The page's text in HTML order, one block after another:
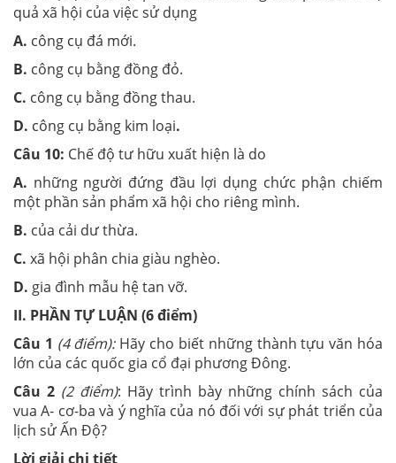
quả xã hội của việc sử dụng
A. công cụ đá mới.
B. công cụ bằng đồng đỏ.
C. công cụ bằng đồng thau.
D. công cụ bằng kim loại.
Câu 10: Chế độ tư hữu xuất hiện là do
A. những người đứng đầu lợi dụng chức phận chiếm
một phần sản phẩm xã hội cho riêng mình.
B. của cải dư thừa.
C. xã hội phân chia giàu nghèo.
D. gia đình mẫu hệ tan vỡ.
II. PHẦN TỰ LUẬN (6 điểm)
Câu 1 (4 điểm): Hãy cho biết những thành tựu văn hóa
lớn của các quốc gia cổ đại phương Đông.
Câu 2 (2 điểm): Hãy trình bày những chính sách của
vua A- cơ-ba và ý nghĩa của nó đối với sự phát triển của
lịch sử Ấn Độ?
Lời giải chi tiết